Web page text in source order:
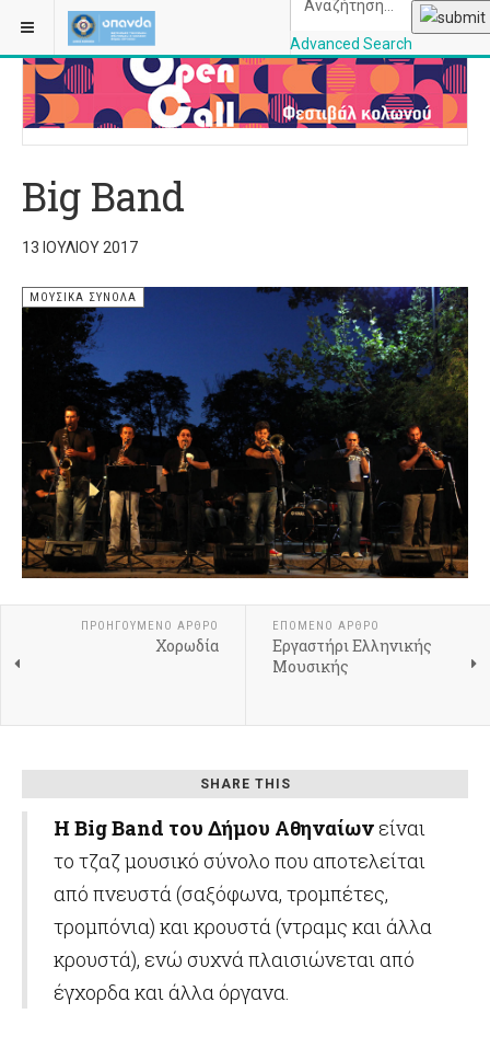
Advanced Search
ΒΡΊΣΚΕΣΤΕ ΕΔΏ: ΑΡΧΙΚΉ
Big Band
13 ΙΟΥΛΊΟΥ 2017
ΜΟΥΣΙΚΆ ΣΎΝΟΛΑ
ΠΡΟΗΓΟΎΜΕΝΟ ΆΡΘΡΟ
Χορωδία
ΕΠΌΜΕΝΟ ΆΡΘΡΟ
Εργαστήρι Ελληνικής
Μουσικής
SHARE THIS
Η Βig Band του Δήμου Αθηναίων είναι
το τζαζ μουσικό σύνολο που αποτελείται
από πνευστά (σαξόφωνα, τρομπέτες,
τρομπόνια) και κρουστά (ντραμς και άλλα
κρουστά), ενώ συχνά πλαισιώνεται από
έγχορδα και άλλα όργανα.